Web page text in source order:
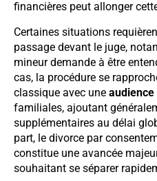
financières peut allonger
Certaines situations
passage devant le juge,
mineur demande à être
cas, la procédure se
classique avec une
familiales, ajoutant
supplémentaires au délai
part, le divorce par
constitue une avancée
souhaitant se séparer